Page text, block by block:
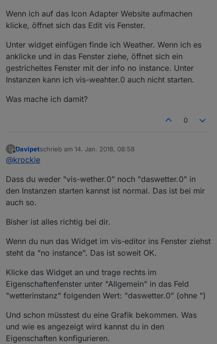
Wenn ich auf das Icon Adapter Website aufmachen
klicke, öffnet sich das Edit vis Fenster.
Unter widget einfügen finde ich Weather. Wenn ich es
anklicke und in das Fenster ziehe, öffnet sich ein
gestricheltes Fenster mit der info no instance. Unter
Instanzen kann ich vis-weahter.0 auch nicht starten.
Was mache ich damit?
0
D
Offline
Davipetschrieb am 14. Jan. 2018, 08:58
zuletzt editiert von
@krockie
Dass du weder "vis-wether.0" noch "daswetter.0" in
den Instanzen starten kannst ist normal. Das ist bei mir
auch so.
Bisher ist alles richtig bei dir.
Wenn du nun das Widget im vis-editor ins Fenster ziehst
steht da "no instance". Das ist soweit OK.
Klicke das Widget an und trage rechts im
Eigenschaftenfenster unter "Allgemein" in das Feld
"wetterinstanz" folgenden Wert: "daswetter.0" (ohne ")
Und schon müsstest du eine Grafik bekommen. Was
und wie es angezeigt wird kannst du in den
Eigenschaften konfigurieren.